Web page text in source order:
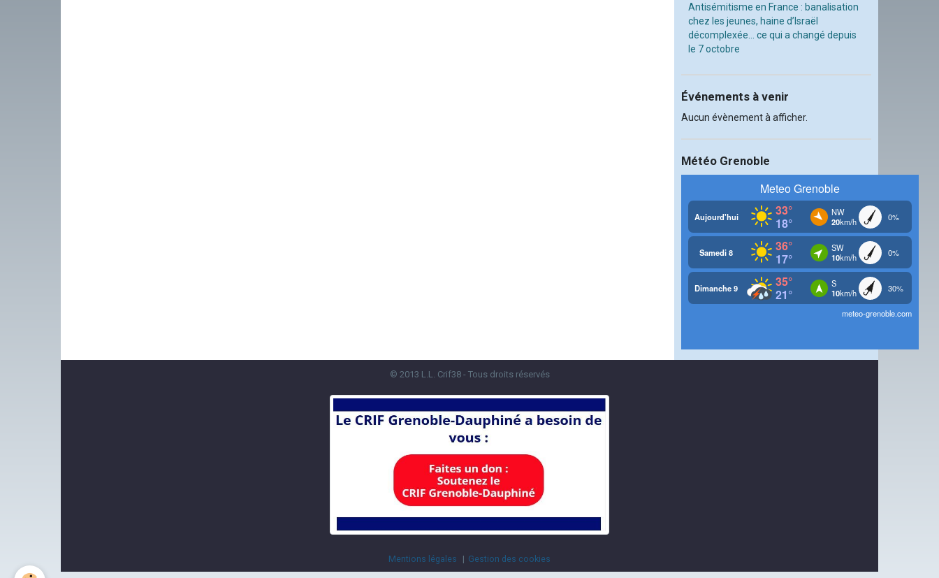
Antisémitisme en France : banalisation
chez les jeunes, haine d’Israël
décomplexée… ce qui a changé depuis
le 7 octobre
Événements à venir
Aucun évènement à afficher.
Météo Grenoble
© 2013 L.L. Crif38 - Tous droits réservés
Mentions légales Gestion des cookies